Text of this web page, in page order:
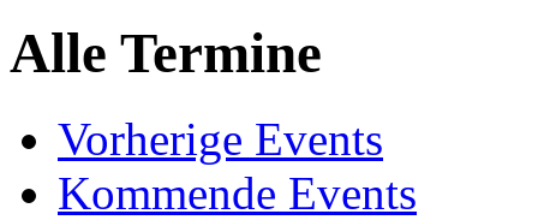
Alle Termine
Vorherige Events
Kommende Events